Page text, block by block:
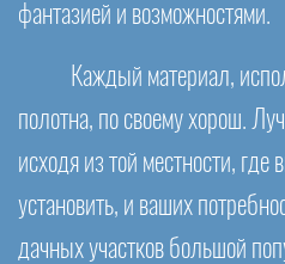
фантазией и возможностями.
Каждый материал,
полотна, по своему хорош.
исходя из той местности, где
установить, и ваших
дачных участков большой